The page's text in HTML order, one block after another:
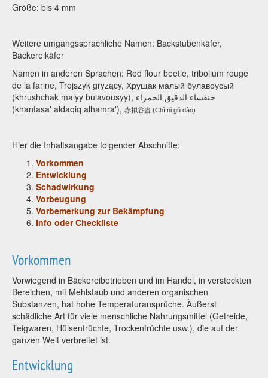
Größe: bis 4 mm
Weitere umgangssprachliche Namen: Backstubenkäfer,
Bäckereikäfer
Namen in anderen Sprachen: Red flour beetle, tribolium rouge
de la farine, Trojszyk gryzący, Хрущак малый булавоусый
(khrushchak malyy bulavousyy), خنفساء الدقيق الحمراء
(khanfasa' aldaqiq alhamra'), 赤拟谷盗 (Chì nǐ gǔ dào)
Hier die Inhaltsangabe folgender Abschnitte:
Vorkommen
Entwicklung
Schadwirkung
Vorbeugung
Vorbemerkung zur Bekämpfung
Info oder Checkliste
Vorkommen
Vorwiegend in Bäckereibetrieben und im Handel, in versteckten
Bereichen, mit Mehlstaub und anderen organischen
Substanzen, hat hohe Temperaturansprüche. Äußerst
schädliche Art für viele menschliche Nahrungsmittel (Getreide,
Teigwaren, Hülsenfrüchte, Trockenfrüchte usw.), die auf der
ganzen Welt verbreitet ist.
Entwicklung